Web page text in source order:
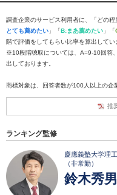
調査企業のサービス利用者に、「どの
とても薦めたい 」「B:まあ薦めたい 」「
階で評価をしてもらい比率を算出してい
※10段階聴取については、A=9-10回答
出しております。
商標対象は、回答者数が100人以上の企
推
ランキング監修
慶應義塾大学理
（非常勤）
鈴木秀男